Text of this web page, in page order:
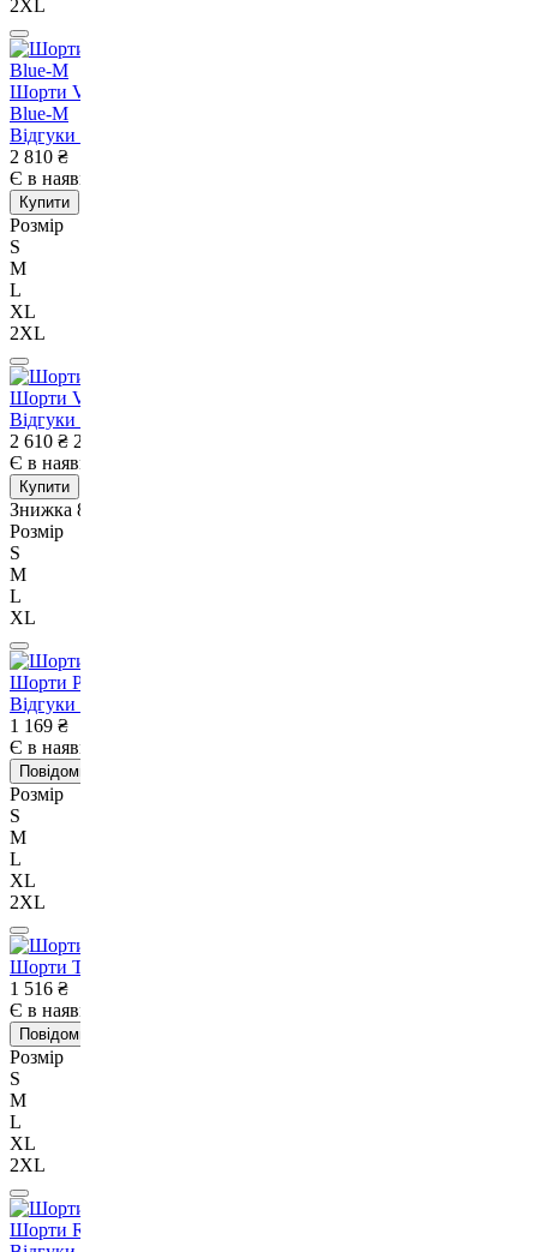
2XL
Шорти Venum x Top Rank Original Men's Training Shorts Navy
Blue-M
Відгуки
2 810 ₴
Є в наявності
Купити
Розмір
S
M
L
XL
2XL
Шорти Venum G-Fit Air Training Short Sand-S
Відгуки
2 610 ₴ 2 410
Є в наявності
Купити
Знижка 8%
Розмір
S
M
L
XL
Шорти Peresvit Air Motion Loose Grey-S
Відгуки
1 169 ₴
Є в наявності
Повідомити про наявність
Розмір
S
M
L
XL
2XL
Шорти TITLE Boxing Velocity Shorts Black-S
1 516 ₴
Є в наявності
Повідомити про наявність
Розмір
S
M
L
XL
2XL
Шорти Rival Elite Active Shorts-S